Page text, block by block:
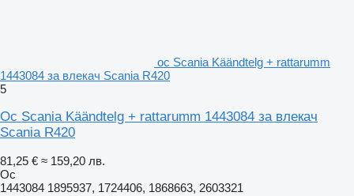
ос Scania Käändtelg + rattarumm
1443084 за влекач Scania R420
5
Ос Scania Käändtelg + rattarumm 1443084 за влекач
Scania R420
81,25 € ≈ 159,20 лв.
Ос
1443084 1895937, 1724406, 1868663, 2603321